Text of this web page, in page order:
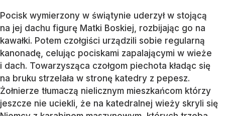
Pocisk wymierzony w świątynie uderzył w stojącą
na jej dachu figurę Matki Boskiej, rozbijając go na
kawałki. Potem czołgiści urządzili sobie regularną
kanonadę, celując pociskami zapalającymi w wieże
i dach. Towarzysząca czołgom piechota kładąc się
na bruku strzelała w stronę katedry z pepesz.
Żołnierze tłumaczą nielicznym mieszkańcom którzy
jeszcze nie uciekli, że na katedralnej wieży skryli się